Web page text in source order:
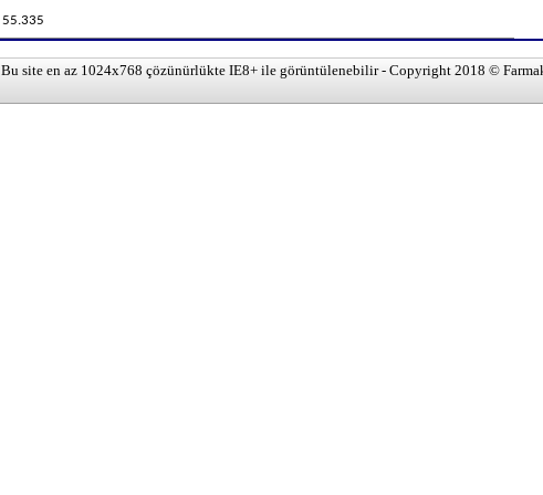
55.335
Bu site en az 1024x768 çözünürlükte IE8+ ile görüntülenebilir - Copyright 2018 ©